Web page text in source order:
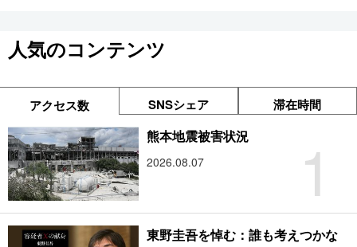
人気のコンテンツ
アクセス数 SNSシェア 滞在時間
1
熊本地震被害状況
2026.08.07
東野圭吾を悼む：誰も考えつかな